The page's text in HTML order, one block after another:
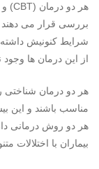
بررسی قرار می دهند
شرایط کنونیش
از این درمان ها وجود
هر دو درمان شناختی
مناسب باشند و این
هر دو روش درمانی
بیماران با اختلالات